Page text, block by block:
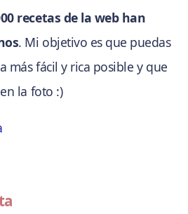
recetas de la web han
. Mi objetivo es que puedas
más fácil y rica posible y que
la foto :)